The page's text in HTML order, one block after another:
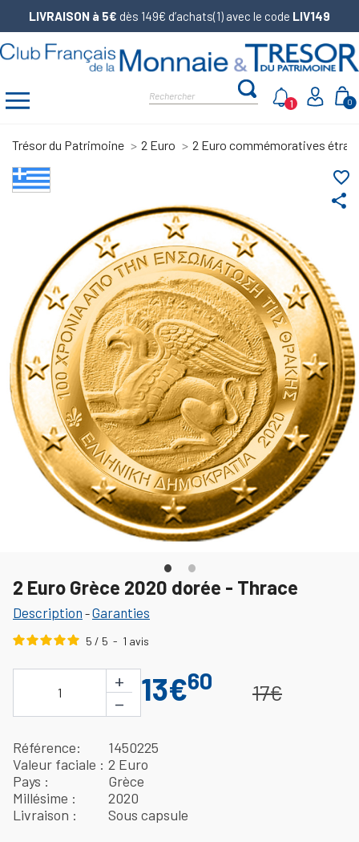
LIVRAISON à 5€ dès 149€ d’achats(1) avec le code LIV149
0
1
Trésor du Patrimoine 2 Euro 2 Euro commémoratives
share
favorite_border
2 Euro Grèce 2020 dorée - Thrace
Description -Garanties
5 / 5 - 1 avis
1
+
−
13€60 17€
Référence
1450225
Valeur faciale
2 Euro
Pays
Grèce
Millésime
2020
Livraison
Sous capsule